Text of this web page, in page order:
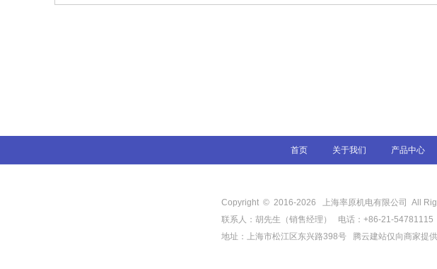
首页 关于我们 产品中心
Copyright © 2016-2026
上海率原机电有限公司 All
联系人：胡先生（销售经理） 电话：+86-21-
地址：上海市松江区东兴路398号
腾云建站仅向商家提